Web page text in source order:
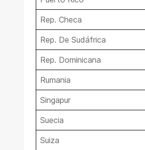
Rep. Checa
Rep. De Sudáfrica
Rep. Dominicana
Rumania
Singapur
Suecia
Suiza